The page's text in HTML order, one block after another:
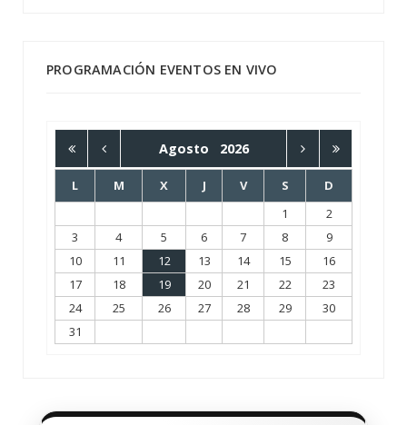
PROGRAMACIÓN EVENTOS EN VIVO
Agosto 2026
L M X J V S
D
1
2
3
4 5 6 7 8
9
10
11 12 13 14 15
16
17
18 19 20 21 22
23
24
25 26 27 28 29
30
31